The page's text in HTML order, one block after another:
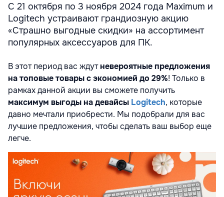
С 21 октября по 3 ноября 2024 года Maximum и
Logitech устраивают грандиозную акцию
«Страшно выгодные скидки» на ассортимент
популярных аксессуаров для ПК.
В этот период вас ждутневероятные предложения
на топовые товары с экономией до 29%! Только в
рамках данной акции вы сможете получить
максимум выгоды на девайсы Logitech, которые
давно мечтали приобрести. Мы подобрали для вас
лучшие предложения, чтобы сделать ваш выбор еще
легче.